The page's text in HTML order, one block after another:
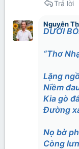
Trả lời
Nguyễn
DƯỚI
“Thơ
Lặng
Niềm
Kia gò
Đường
Nọ bờ
Còng